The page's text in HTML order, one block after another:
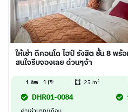
ให้เช่า ดีคอนโด ไฮป์ รังสิต ชั้น 8 พร้
สนใจรีบจองเลย ด่วนๆจ้า
1 1 25 m2
DHR01-0084